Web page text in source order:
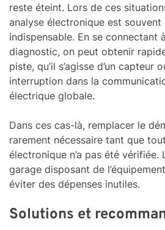
reste éteint. Lors de ces
analyse électronique est souvent
indispensable. En se connectant
diagnostic, on peut obtenir
piste, qu’il s’agisse d’un capteur
interruption dans la
électrique globale.
Dans ces cas-là, remplacer le
rarement nécessaire tant que
électronique n’a pas été vérifiée.
garage disposant de
éviter des dépenses inutiles.
Solutions et